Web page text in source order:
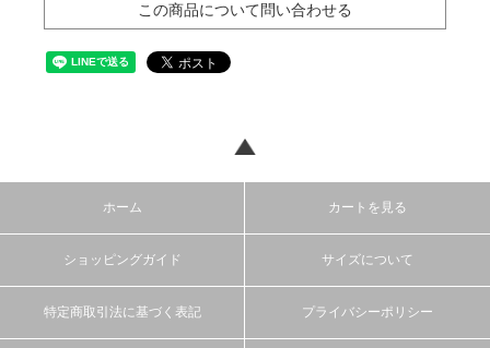
この商品について問い合わせる
ホーム カートを見る
ショッピングガイド サイズについて
特定商取引法に基づく表記 プライバシーポリシー